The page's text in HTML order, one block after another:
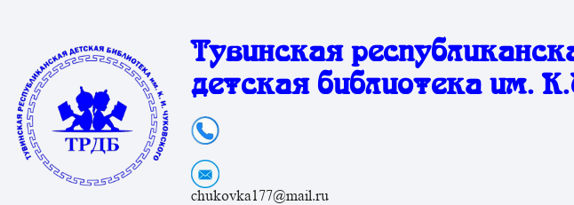
Тувинская
детская библиотека им.
chukovka177@mail.ru